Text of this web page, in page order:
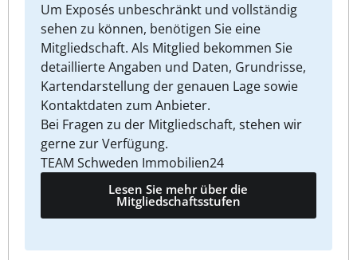
Um Exposés unbeschränkt und vollständig
sehen zu können, benötigen Sie eine
Mitgliedschaft. Als Mitglied bekommen Sie
detaillierte Angaben und Daten, Grundrisse,
Kartendarstellung der genauen Lage sowie
Kontaktdaten zum Anbieter.
Bei Fragen zu der Mitgliedschaft, stehen wir
gerne zur Verfügung.
TEAM Schweden Immobilien24
Lesen Sie mehr über die
Mitgliedschaftsstufen